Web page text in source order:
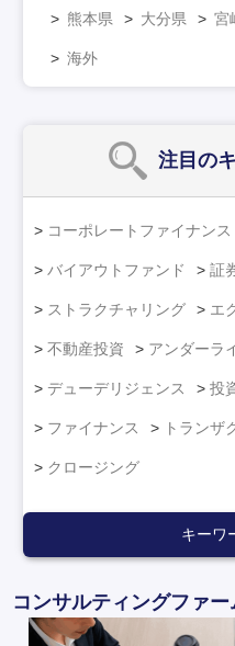
熊本県 大分県 宮
海外
注目の
コーポレートファイナンス
バイアウトファンド 証
ストラクチャリング エ
不動産投資 アンダーラ
デューデリジェンス 投
ファイナンス トランザ
クロージング
キーワ
コンサルティングファ